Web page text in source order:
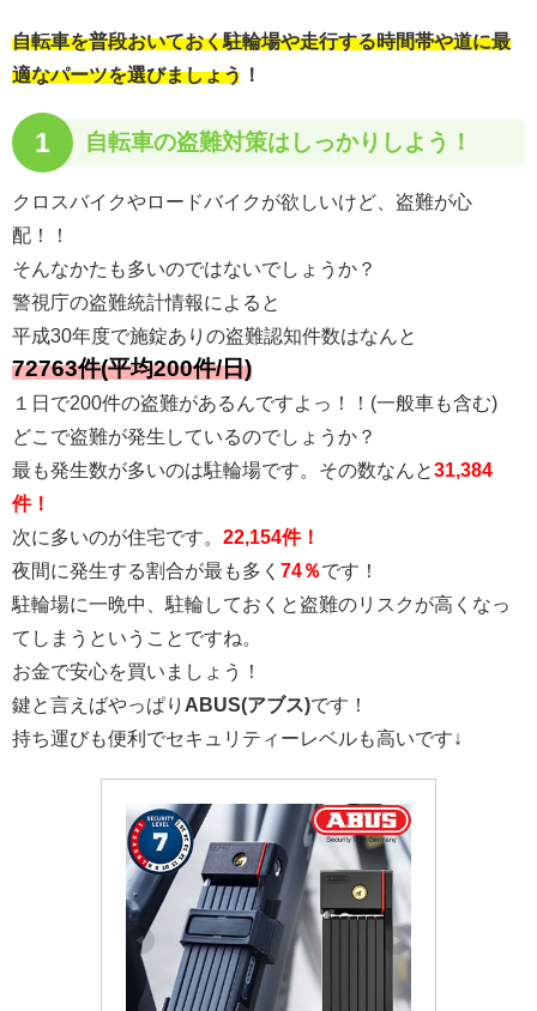
自転車を普段おいておく駐輪場や走行する時間帯や道に最
適なパーツを選びましょう！
1 自転車の盗難対策はしっかりしよう！
クロスバイクやロードバイクが欲しいけど、盗難が心
配！！
そんなかたも多いのではないでしょうか？
警視庁の盗難統計情報によると
平成30年度で施錠ありの盗難認知件数はなんと
72763件(平均200件/日)
１日で200件の盗難があるんですよっ！！(一般車も含む)
どこで盗難が発生しているのでしょうか？
最も発生数が多いのは駐輪場です。その数なんと31,384
件！
次に多いのが住宅です。 22,154件！
夜間に発生する割合が最も多く 74％です！
駐輪場に一晩中、駐輪しておくと盗難のリスクが高くなっ
てしまうということですね。
お金で安心を買いましょう！
鍵と言えばやっぱり ABUS(アブス)です！
持ち運びも便利でセキュリティーレベルも高いです↓